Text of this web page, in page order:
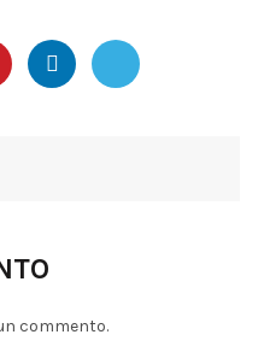
commento.